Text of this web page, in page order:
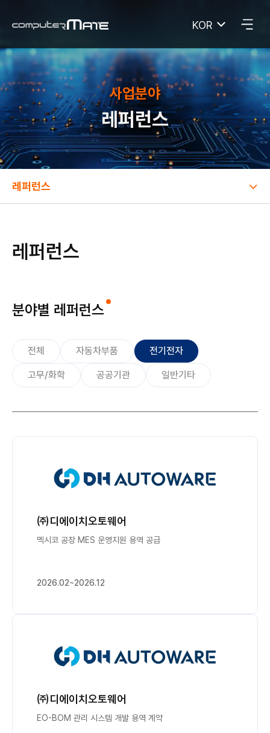
KOR
사업분야
레퍼런스
레퍼런스
레퍼런스
분야별 레퍼런스
전체 자동차부품 전기전자
고무/화학 공공기관 일반기타
㈜디에이치오토웨어
멕시코 공장 MES 운영지원 용역 공급
2026.02~2026.12
㈜디에이치오토웨어
EO-BOM 관리 시스템 개발 용역 계약